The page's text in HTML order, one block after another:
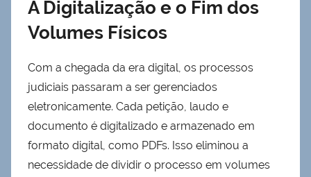
A Digitalização e o Fim dos
Volumes Físicos
Com a chegada da era digital, os processos
judiciais passaram a ser gerenciados
eletronicamente. Cada petição, laudo e
documento é digitalizado e armazenado em
formato digital, como PDFs. Isso eliminou a
necessidade de dividir o processo em volumes